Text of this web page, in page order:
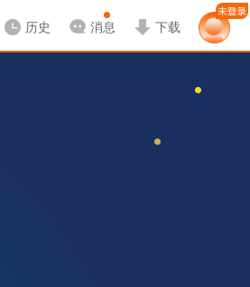
历史 消息 下载